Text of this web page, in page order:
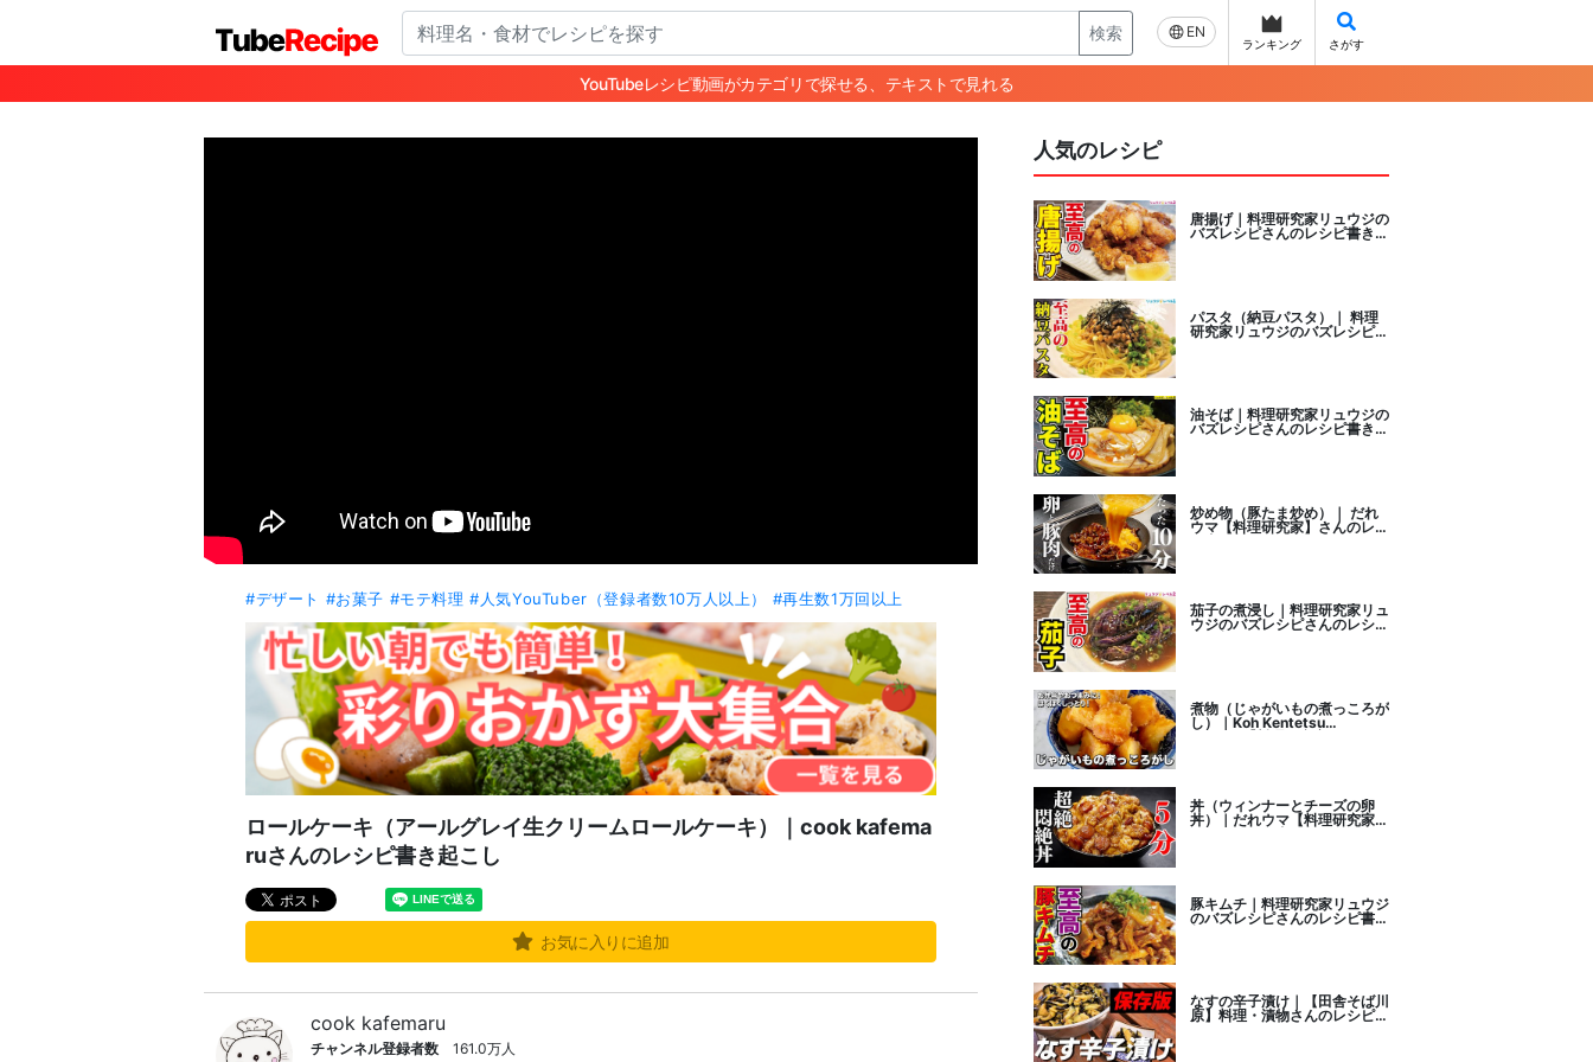
検索 EN
ランキング さがす
YouTubeレシピ動画がカテゴリで探せる、テキストで見れる
#デザート #お菓子 #モテ料理 #人気YouTuber（登録者数10万人以上） #再生数1万回以上
ロールケーキ（アールグレイ生クリームロールケーキ）｜cook kafema
ruさんのレシピ書き起こし
お気に入りに追加
cook kafemaru
チャンネル登録者数
161.0万人
人気のレシピ
唐揚げ｜料理研究家リュウジの
バズレシピさんのレシピ書き起
パスタ（納豆パスタ）｜ 料理
研究家リュウジのバズレシピさ
んのレシピ書き起こし
油そば｜料理研究家リュウジの
バズレシピさんのレシピ書き起
炒め物（豚たま炒め）｜ だれ
ウマ【料理研究家】さんのレシ
ピ書き起こし
茄子の煮浸し｜料理研究家リュ
ウジのバズレシピさんのレシピ
煮物（じゃがいもの煮っころが
し）｜Koh Kentetsu
Kitchen【料理研究家コウケン
丼（ウィンナーとチーズの卵
丼）｜だれウマ【料理研究家】
豚キムチ｜料理研究家リュウジ
のバズレシピさんのレシピ書き
起こし
なすの辛子漬け｜【田舎そば川
原】料理・漬物さんのレシピ書